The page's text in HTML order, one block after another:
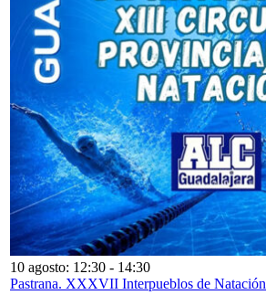
10 agosto: 12:30 - 14:30
Pastrana. XXXVII Interpueblos de Natación